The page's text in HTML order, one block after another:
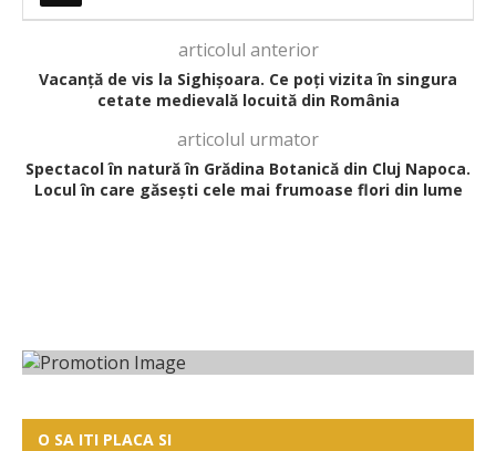
articolul anterior
Vacanță de vis la Sighișoara. Ce poți vizita în singura
cetate medievală locuită din România
articolul urmator
Spectacol în natură în Grădina Botanică din Cluj Napoca.
Locul în care găsești cele mai frumoase flori din lume
O SA ITI PLACA SI